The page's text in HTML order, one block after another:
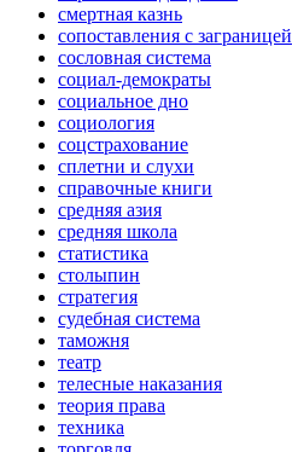
смертная казнь
сопоставления с заграницей
сословная система
социал-демократы
социальное дно
социология
соцстрахование
сплетни и слухи
справочные книги
средняя азия
средняя школа
статистика
столыпин
стратегия
судебная система
таможня
театр
телесные наказания
теория права
техника